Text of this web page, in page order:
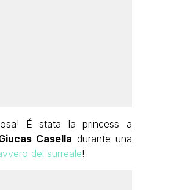
É stata la princess a
Casella durante una
del surreale!